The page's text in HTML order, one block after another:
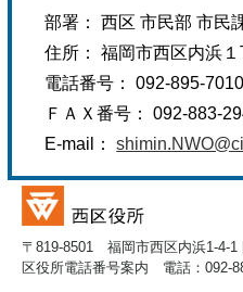
部署： 西区 市民部 市民
住所： 福岡市西区内浜
電話番号： 092-895-7010
ＦＡＸ番号： 092-883-
E-mail：
〒819-8501 福岡市西区内浜1-4-1
区役所電話番号案内 電話：092-